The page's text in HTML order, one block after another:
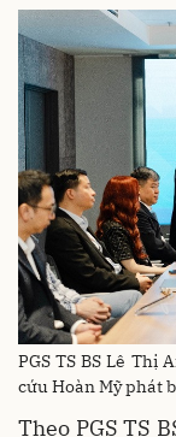
PGS TS BS Lê Thị
cứu Hoàn Mỹ phát
Theo PGS TS